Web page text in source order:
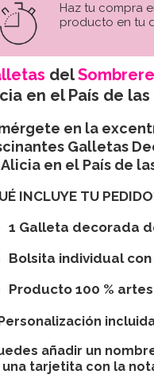
Haz tu compra
producto en tu
del
en el País de
en la
Galletas
en el País de
INCLUYE TU
1 Galleta decorada
Bolsita individual
Producto 100 %
añadir un
una tarjetita con la